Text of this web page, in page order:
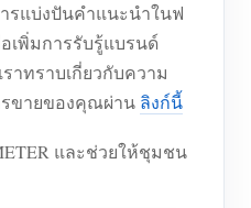
ารแบ่งปันคำแนะนำในฟ
เพิ่มการรับรู้แบรนด์
าทราบเกี่ยวกับความ
รขายของคุณผ่าน ลิงก์นี้
และช่วยให้ชุมชน